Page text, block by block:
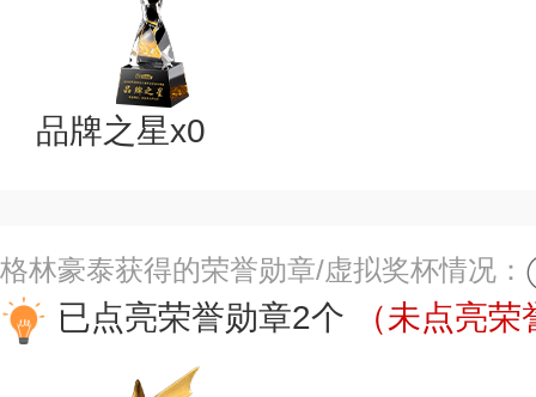
品牌之星x0
格林豪泰获得的荣誉勋章/虚拟奖杯情况：
已点亮荣誉勋章2个 （未点亮